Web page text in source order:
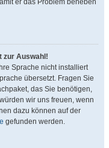
er das Problem beheben
zur Auswahl!
Sprache nicht installiert
übersetzt. Fragen Sie
das Sie benötigen,
wir uns freuen, wenn
dazu können auf der
gefunden werden.